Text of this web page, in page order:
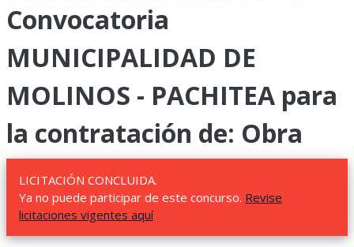
Convocatoria
MUNICIPALIDAD DE
MOLINOS - PACHITEA para
la contratación de: Obra
LICITACIÓN CONCLUIDA.
Ya no puede participar de este concurso. Revise
licitaciones vigentes aquí